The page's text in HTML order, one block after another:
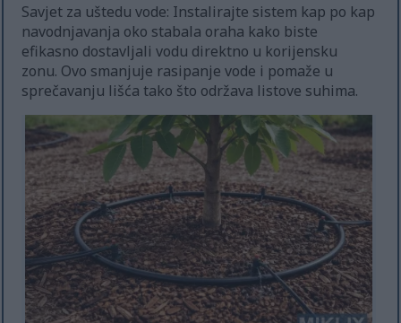
Savjet za uštedu vode: Instalirajte sistem kap po kap
navodnjavanja oko stabala oraha kako biste
efikasno dostavljali vodu direktno u korijensku
zonu. Ovo smanjuje rasipanje vode i pomaže u
sprečavanju lišća tako što održava listove suhima.